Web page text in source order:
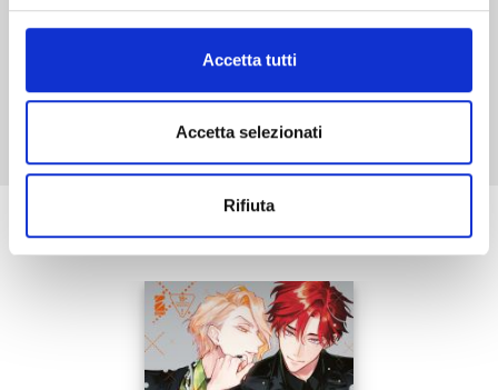
Accetta tutti
Accetta selezionati
Rifiuta
Mostra tutto
Se ti è piaciuto prova anche: